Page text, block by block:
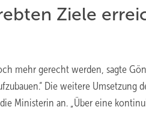
Ziele
mehr gerecht werden, sagte
Die weitere Umsetzung
Ministerin an. „Über eine